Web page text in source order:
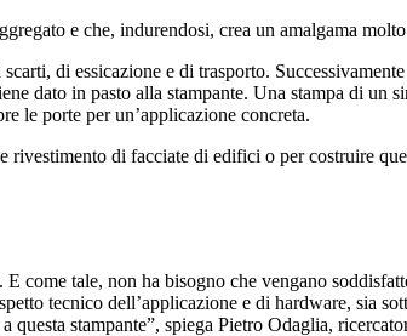
e che, indurendosi, crea un amalgama
di essicazione e di trasporto.
dato in pasto alla stampante. Una stampa di un
le porte per un’applicazione concreta.
di facciate di edifici o per costruire
come tale, non ha bisogno che vengano
tecnico dell’applicazione e di hardware, sia
stampante”, spiega Pietro Odaglia,